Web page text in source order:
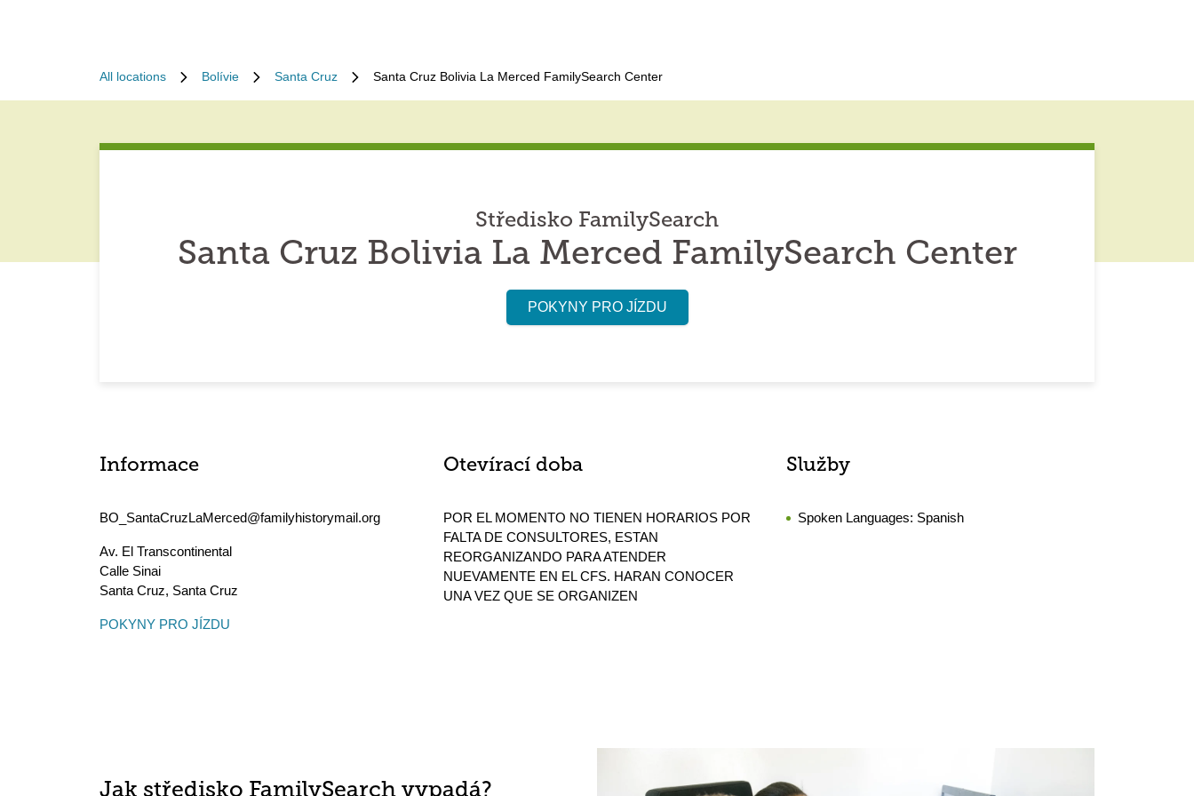
All locations Bolívie Santa Cruz Santa Cruz Bolivia La Merced FamilySearch Center
Středisko FamilySearch
Santa Cruz Bolivia La Merced FamilySearch Center
POKYNY PRO JÍZDU
Informace
BO_SantaCruzLaMerced@familyhistorymail.org
Av. El Transcontinental
Calle Sinai
Santa Cruz, Santa Cruz
POKYNY PRO JÍZDU
Otevírací doba
POR EL MOMENTO NO TIENEN HORARIOS POR
FALTA DE CONSULTORES, ESTAN
REORGANIZANDO PARA ATENDER
NUEVAMENTE EN EL CFS. HARAN CONOCER
UNA VEZ QUE SE ORGANIZEN
Služby
Spoken Languages: Spanish
Jak středisko FamilySearch vypadá?